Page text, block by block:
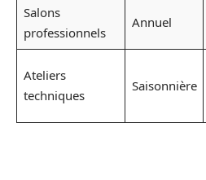
Salons
professionnels
Annuel
Ateliers
techniques
Saisonnière